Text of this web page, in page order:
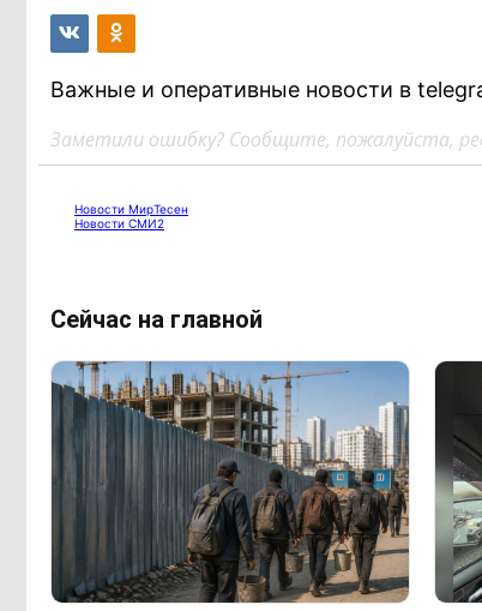
Важные и оперативные новости в
Заметили ошибку? Сообщите, пожалуйста,
Новости МирТесен
Новости СМИ2
Сейчас на главной